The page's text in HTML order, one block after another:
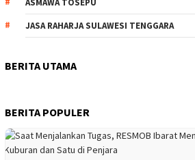
ASMAWA TOSEPU
JASA RAHARJA SULAWESI TENGGARA
BERITA UTAMA
BERITA POPULER